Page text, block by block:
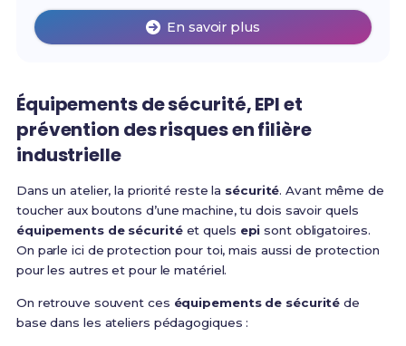
En savoir plus
Équipements de sécurité, EPI et
prévention des risques en filière
industrielle
Dans un atelier, la priorité reste la sécurité. Avant même de
toucher aux boutons d’une machine, tu dois savoir quels
équipements de sécuritéet quels epi sont obligatoires.
On parle ici de protection pour toi, mais aussi de protection
pour les autres et pour le matériel.
On retrouve souvent ces équipements de sécurité de
base dans les ateliers pédagogiques :